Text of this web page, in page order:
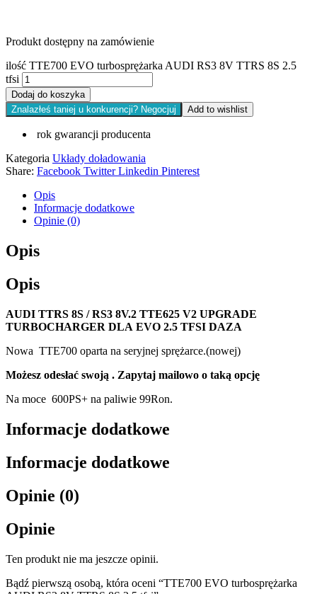
Produkt dostępny na zamówienie
ilość TTE700 EVO turbosprężarka AUDI RS3 8V TTRS 8S 2.5
tfsi
Dodaj do koszyka
Znalazłeś taniej u konkurencji? Negocjuj
Add to wishlist
rok gwarancji producenta
Kategoria Układy doładowania
Share: Facebook Twitter Linkedin Pinterest
Opis
Informacje dodatkowe
Opinie (0)
Opis
Opis
AUDI TTRS 8S / RS3 8V.2 TTE625 V2 UPGRADE
TURBOCHARGER DLA EVO 2.5 TFSI DAZA
Nowa TTE700 oparta na seryjnej sprężarce.(nowej)
Możesz odesłać swoją . Zapytaj mailowo o taką opcję
Na moce 600PS+ na paliwie 99Ron.
Informacje dodatkowe
Informacje dodatkowe
Opinie (0)
Opinie
Ten produkt nie ma jeszcze opinii.
Bądź pierwszą osobą, która oceni “TTE700 EVO turbosprężarka